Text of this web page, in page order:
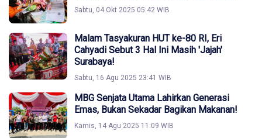
Sabtu, 04 Okt 2025 05:42 WIB
Malam Tasyakuran HUT ke-80 RI, Eri
Cahyadi Sebut 3 Hal Ini Masih 'Jajah'
Surabaya!
Sabtu, 16 Agu 2025 23:41 WIB
MBG Senjata Utama Lahirkan Generasi
Emas, Bukan Sekadar Bagikan Makanan!
Kamis, 14 Agu 2025 11:09 WIB